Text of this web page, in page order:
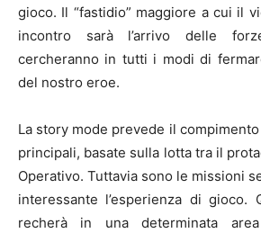
gioco. Il “fastidio” maggiore a cui il
incontro sarà l’arrivo delle
cercheranno in tutti i modi di
del nostro eroe.
La story mode prevede il
principali, basate sulla lotta tra il
Operativo. Tuttavia sono le missioni
interessante l’esperienza di gioco.
recherà in una determinata